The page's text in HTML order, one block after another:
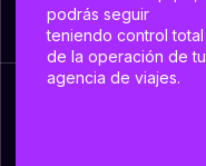
podrás seguir
teniendo control total
de la operación de tu
agencia de viajes.